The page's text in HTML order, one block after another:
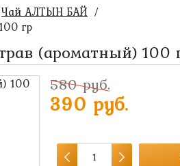
Чай АЛТЫН БАЙ /
гр
(ароматный) 100
580 руб.
390 руб.